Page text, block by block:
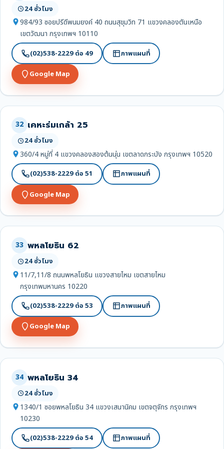
24 ชั่วโมง
984/93 ซอยปรีดีพนมยงค์ 40 ถนนสุขุมวิท 71 แขวงคลองตันเหนือ
เขตวัฒนา กรุงเทพฯ 10110
(02)538-2229 ต่อ 49 ภาพแผนที่
Google Map
32 เคหะร่มเกล้า 25
24 ชั่วโมง
360/4 หมู่ที่ 4 แขวงคลองสองต้นนุ่น เขตลาดกระบัง กรุงเทพฯ 10520
(02)538-2229 ต่อ 51 ภาพแผนที่
Google Map
33 พหลโยธิน 62
24 ชั่วโมง
11/7,11/8 ถนนพหลโยธิน แขวงสายไหม เขตสายไหม
กรุงเทพมหานคร 10220
(02)538-2229 ต่อ 53 ภาพแผนที่
Google Map
34 พหลโยธิน 34
24 ชั่วโมง
1340/1 ซอยพหลโยธิน 34 แขวงเสนานิคม เขตจตุจักร กรุงเทพฯ
10230
(02)538-2229 ต่อ 54 ภาพแผนที่